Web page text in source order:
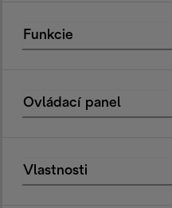
Funkcie
Ovládací panel
Vlastnosti